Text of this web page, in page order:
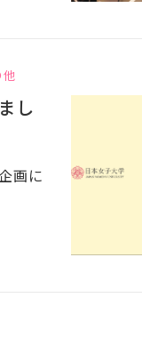
し
画に